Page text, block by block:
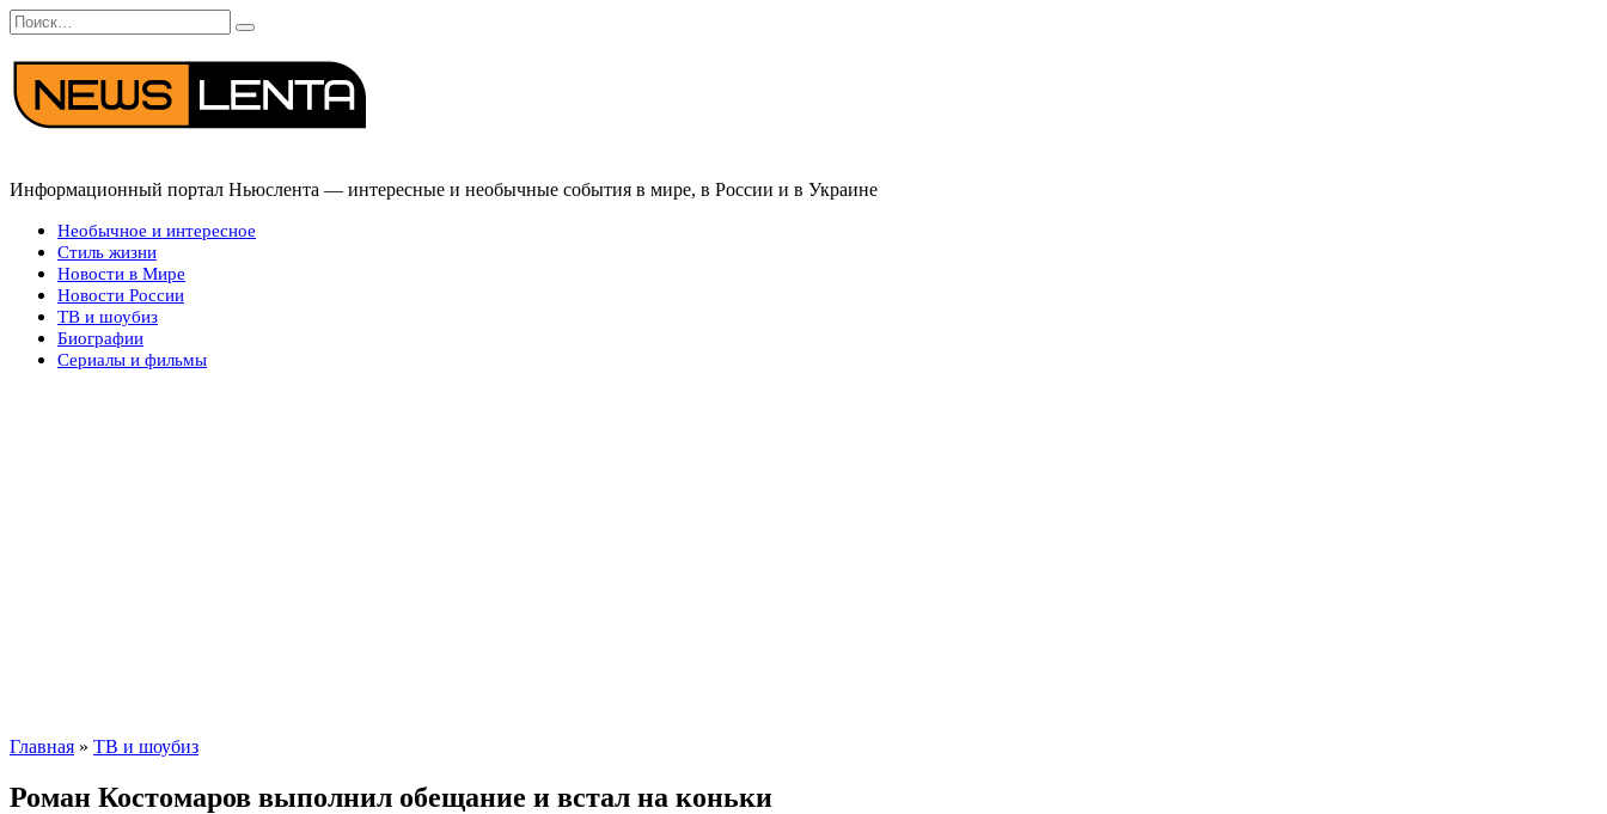
Перейти
к
содержанию
Search
for:
Информационный портал Ньюслента — интересные и необычные события в мире, в России и в Украине
Необычное и интересное
Стиль жизни
Новости в Мире
Новости России
ТВ и шоубиз
Биографии
Сериалы и фильмы
Главная » ТВ и шоубиз
Роман Костомаров выполнил обещание и встал на коньки